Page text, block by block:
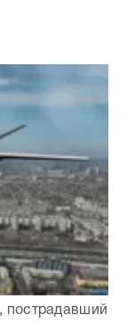
пострадавший